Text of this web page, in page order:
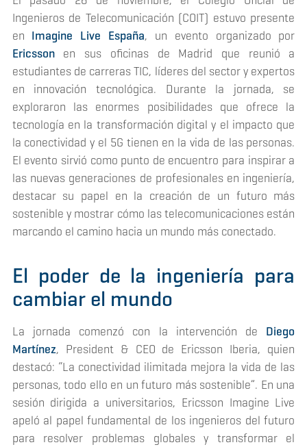
Ingenieros de Telecomunicación (COIT) estuvo presente
en Imagine Live España, un evento organizado por
Ericssonen sus oficinas de Madrid que reunió a
estudiantes de carreras TIC, líderes del sector y expertos
en innovación tecnológica. Durante la jornada, se
exploraron las enormes posibilidades que ofrece la
tecnología en la transformación digital y el impacto que
la conectividad y el 5G tienen en la vida de las personas.
El evento sirvió como punto de encuentro para inspirar a
las nuevas generaciones de profesionales en ingeniería,
destacar su papel en la creación de un futuro más
sostenible y mostrar cómo las telecomunicaciones están
marcando el camino hacia un mundo más conectado.
El poder de la ingeniería para
cambiar el mundo
La jornada comenzó con la intervención de Diego
Martínez, President & CEO de Ericsson Iberia, quien
destacó: “La conectividad ilimitada mejora la vida de las
personas, todo ello en un futuro más sostenible”. En una
sesión dirigida a universitarios, Ericsson Imagine Live
apeló al papel fundamental de los ingenieros del futuro
para resolver problemas globales y transformar el